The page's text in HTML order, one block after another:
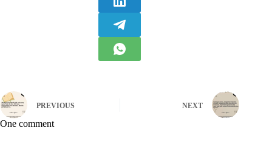
PREVIOUS NEXT
One comment